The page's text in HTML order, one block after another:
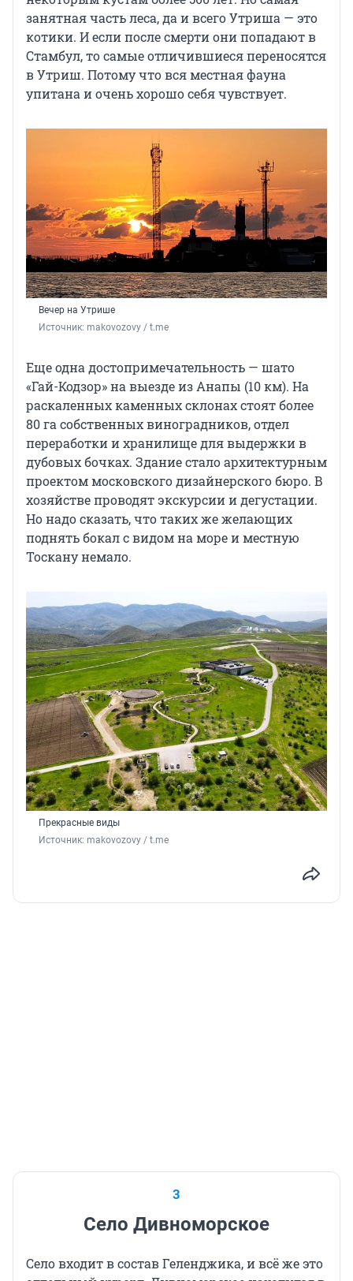
занятная часть леса, да и всего Утриша — это
котики. И если после смерти они попадают в
Стамбул, то самые отличившиеся переносятся
в Утриш. Потому что вся местная фауна
упитана и очень хорошо себя чувствует.
Вечер на Утрише
Источник: makovozovy / t.me
Еще одна достопримечательность — шато
«Гай-Кодзор» на выезде из Анапы (10 км). На
раскаленных каменных склонах стоят более
80 га собственных виноградников, отдел
переработки и хранилище для выдержки в
дубовых бочках. Здание стало архитектурным
проектом московского дизайнерского бюро. В
хозяйстве проводят экскурсии и дегустации.
Но надо сказать, что таких же желающих
поднять бокал с видом на море и местную
Тоскану немало.
Прекрасные виды
Источник: makovozovy / t.me
3
Село Дивноморское
Село входит в состав Геленджика, и всё же это